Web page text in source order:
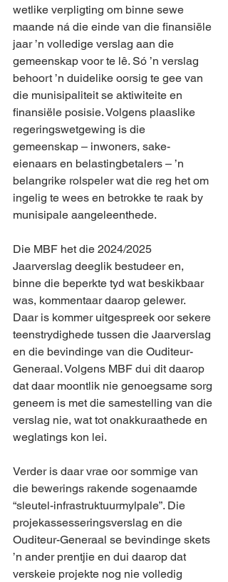
wetlike verpligting om binne sewe
maande ná die einde van die finansiële
jaar ’n volledige verslag aan die
gemeenskap voor te lê. Só ’n verslag
behoort ’n duidelike oorsig te gee van
die munisipaliteit se aktiwiteite en
finansiële posisie. Volgens plaaslike
regeringswetgewing is die
gemeenskap – inwoners, sake-
eienaars en belastingbetalers – ’n
belangrike rolspeler wat die reg het om
ingelig te wees en betrokke te raak by
munisipale aangeleenthede.
Die MBF het die 2024/2025
Jaarverslag deeglik bestudeer en,
binne die beperkte tyd wat beskikbaar
was, kommentaar daarop gelewer.
Daar is kommer uitgespreek oor sekere
teenstrydighede tussen die Jaarverslag
en die bevindinge van die Ouditeur-
Generaal. Volgens MBF dui dit daarop
dat daar moontlik nie genoegsame sorg
geneem is met die samestelling van die
verslag nie, wat tot onakkuraathede en
weglatings kon lei.
Verder is daar vrae oor sommige van
die bewerings rakende sogenaamde
“sleutel-infrastruktuurmylpale”. Die
projekassesseringsverslag en die
Ouditeur-Generaal se bevindinge skets
’n ander prentjie en dui daarop dat
verskeie projekte nog nie volledig